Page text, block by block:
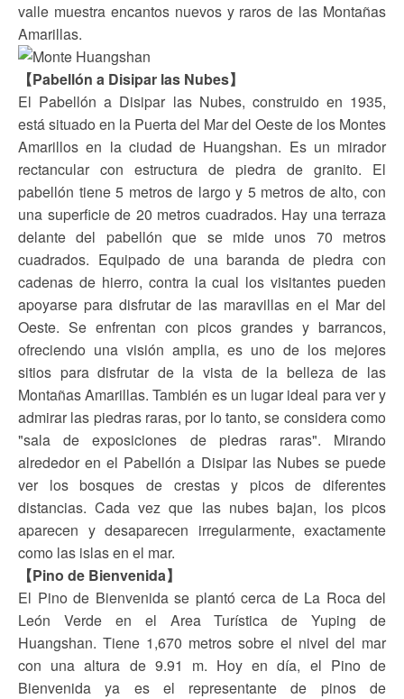
valle muestra encantos nuevos y raros de las Montañas
Amarillas.
【Pabellón a Disipar las Nubes】
El Pabellón a Disipar las Nubes, construido en 1935,
está situado en la Puerta del Mar del Oeste de los Montes
Amarillos en la ciudad de Huangshan. Es un mirador
rectancular con estructura de piedra de granito. El
pabellón tiene 5 metros de largo y 5 metros de alto, con
una superficie de 20 metros cuadrados. Hay una terraza
delante del pabellón que se mide unos 70 metros
cuadrados. Equipado de una baranda de piedra con
cadenas de hierro, contra la cual los visitantes pueden
apoyarse para disfrutar de las maravillas en el Mar del
Oeste. Se enfrentan con picos grandes y barrancos,
ofreciendo una visión amplia, es uno de los mejores
sitios para disfrutar de la vista de la belleza de las
Montañas Amarillas. También es un lugar ideal para ver y
admirar las piedras raras, por lo tanto, se considera como
"sala de exposiciones de piedras raras". Mirando
alrededor en el Pabellón a Disipar las Nubes se puede
ver los bosques de crestas y picos de diferentes
distancias. Cada vez que las nubes bajan, los picos
aparecen y desaparecen irregularmente, exactamente
como las islas en el mar.
【Pino de Bienvenida】
El Pino de Bienvenida se plantó cerca de La Roca del
León Verde en el Area Turística de Yuping de
Huangshan. Tiene 1,670 metros sobre el nivel del mar
con una altura de 9.91 m. Hoy en día, el Pino de
Bienvenida ya es el representante de pinos de